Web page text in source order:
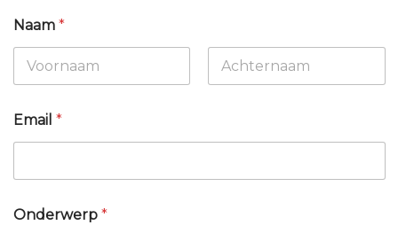
e
r
c
t
B
e
i
h
Naam *
Email *
Onderwerp *